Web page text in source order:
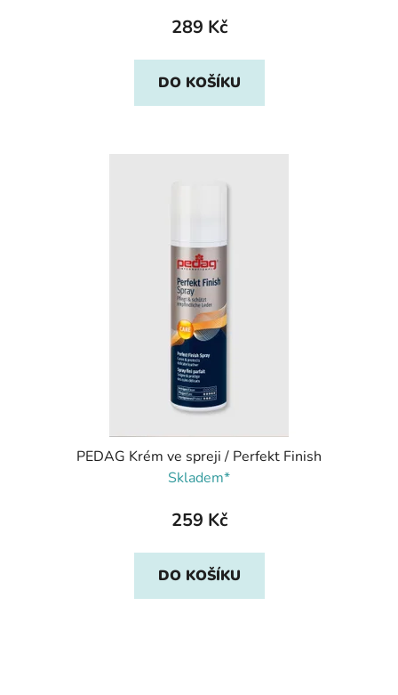
289 Kč
DO KOŠÍKU
PEDAG Krém ve spreji / Perfekt Finish
Skladem*
259 Kč
DO KOŠÍKU